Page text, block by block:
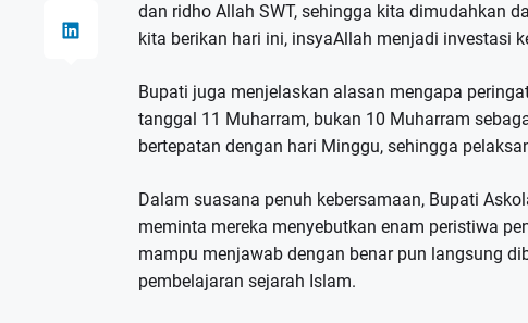
dan ridho Allah SWT, sehingga kita dimudahkan
kita berikan hari ini, insyaAllah menjadi investasi
Bupati juga menjelaskan alasan mengapa
tanggal 11 Muharram, bukan 10 Muharram
bertepatan dengan hari Minggu, sehingga
Dalam suasana penuh kebersamaan, Bupati
meminta mereka menyebutkan enam peristiwa
mampu menjawab dengan benar pun langsung
pembelajaran sejarah Islam.